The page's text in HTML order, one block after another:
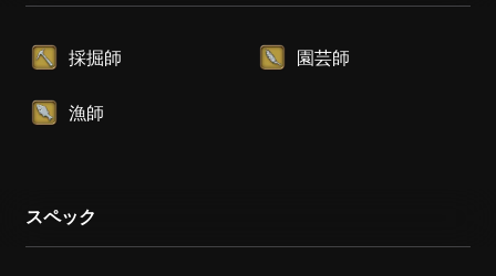
採掘師 園芸師
漁師
スペック